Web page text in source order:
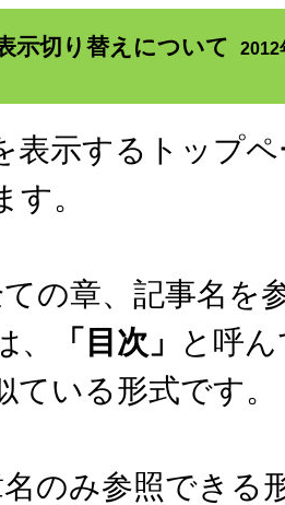
示切り替えについて 2012
表示するトップ
。
の章、記事名を
「目次」
と呼
ている形式です。
のみ参照できる